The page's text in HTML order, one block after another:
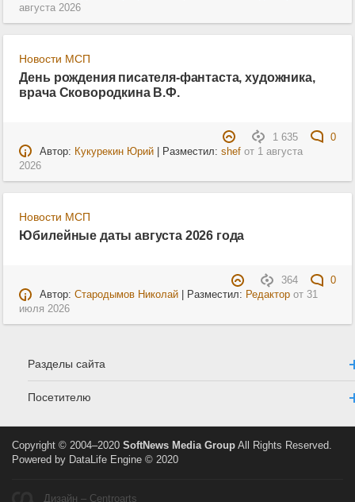
августа 2026
Новости МСП
День рождения писателя-фантаста, художника,
врача Сковородкина В.Ф.
1 635
0
Автор: Кукурекин Юрий| Разместил: shefот 1 августа
2026
Новости МСП
Юбилейные даты августа 2026 года
364
0
Автор: Стародымов Николай| Разместил: Редакторот 31
июля 2026
Разделы сайта
Посетителю
Copyright © 2004–2020 SoftNews Media Group All Rights Reserved.
Powered by DataLife Engine © 2020
Дизайн – Centroarts